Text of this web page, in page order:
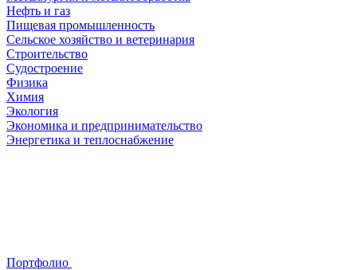
Нефть и газ
Пищевая промышленность
Сельское хозяйство и ветеринария
Строительство
Судостроение
Физика
Химия
Экология
Экономика и предпринимательство
Энергетика и теплоснабжение
Портфолио